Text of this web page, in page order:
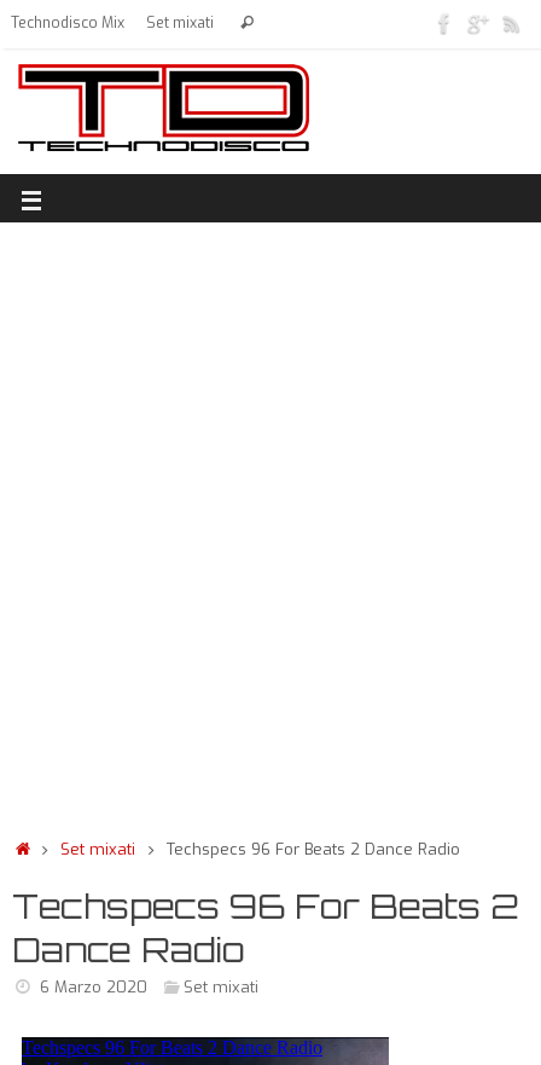
Technodisco Mix Set mixati
Set mixati Techspecs 96 For Beats 2 Dance Radio
Techspecs 96 For Beats 2
Dance Radio
6 Marzo 2020 Set mixati